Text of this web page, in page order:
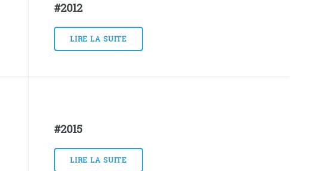
#2012
LIRE LA SUITE
#2015
LIRE LA SUITE